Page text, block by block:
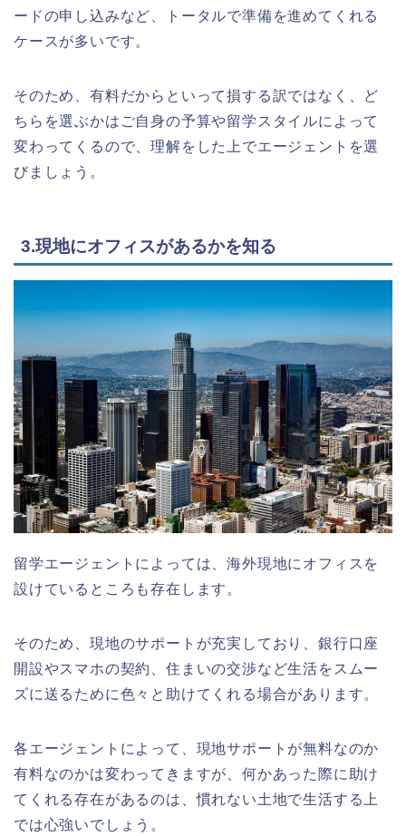
ードの申し込みなど、トータルで準備を進めてくれる
ケースが多いです。
そのため、有料だからといって損する訳ではなく、ど
ちらを選ぶかはご自身の予算や留学スタイルによって
変わってくるので、理解をした上でエージェントを選
びましょう。
3.現地にオフィスがあるかを知る
留学エージェントによっては、海外現地にオフィスを
設けているところも存在します。
そのため、現地のサポートが充実しており、銀行口座
開設やスマホの契約、住まいの交渉など生活をスムー
ズに送るために色々と助けてくれる場合があります。
各エージェントによって、現地サポートが無料なのか
有料なのかは変わってきますが、何かあった際に助け
てくれる存在があるのは、慣れない土地で生活する上
では心強いでしょう。